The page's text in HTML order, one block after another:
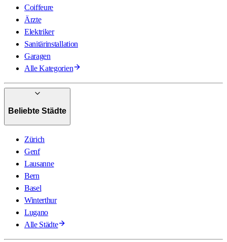
Coiffeure
Ärzte
Elektriker
Sanitärinstallation
Garagen
Alle Kategorien
Beliebte Städte
Zürich
Genf
Lausanne
Bern
Basel
Winterthur
Lugano
Alle Städte